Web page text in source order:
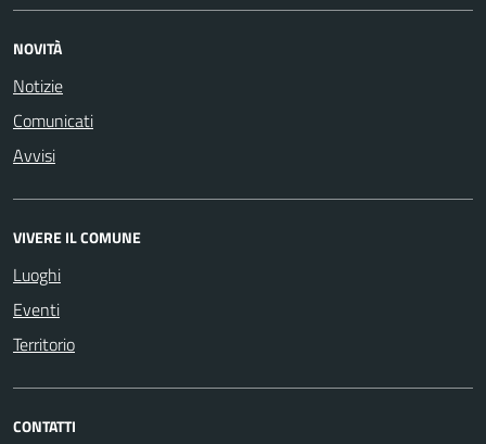
NOVITÀ
Notizie
Comunicati
Avvisi
VIVERE IL COMUNE
Luoghi
Eventi
Territorio
CONTATTI